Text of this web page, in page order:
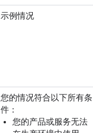
示例情况
您的情况符合以下所有条
件：
您的产品或服务无法